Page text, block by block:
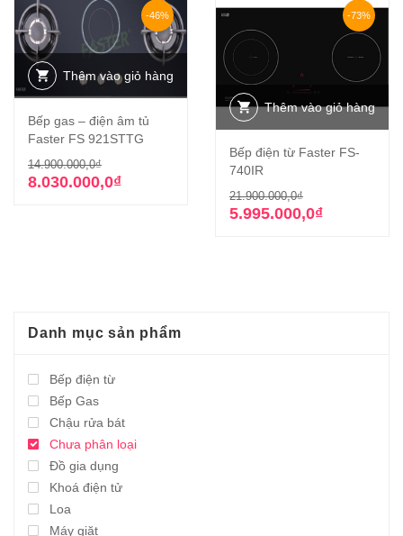
-46%
Thêm vào giỏ hàng
Bếp gas – điện âm tủ
Faster FS 921STTG
14.900.000,0₫Giá
gốc
8.030.000,0₫
Giá
hiện
-73%
Thêm vào giỏ hàng
Bếp điện từ Faster FS-
740IR
21.900.000,0₫Giá
gốc
5.995.000,0₫
Giá
hiện
Danh mục sản phẩm
Bếp điện từ
Bếp Gas
Chậu rửa bát
Chưa phân loại
Đồ gia dụng
Khoá điện tử
Loa
Máy giặt